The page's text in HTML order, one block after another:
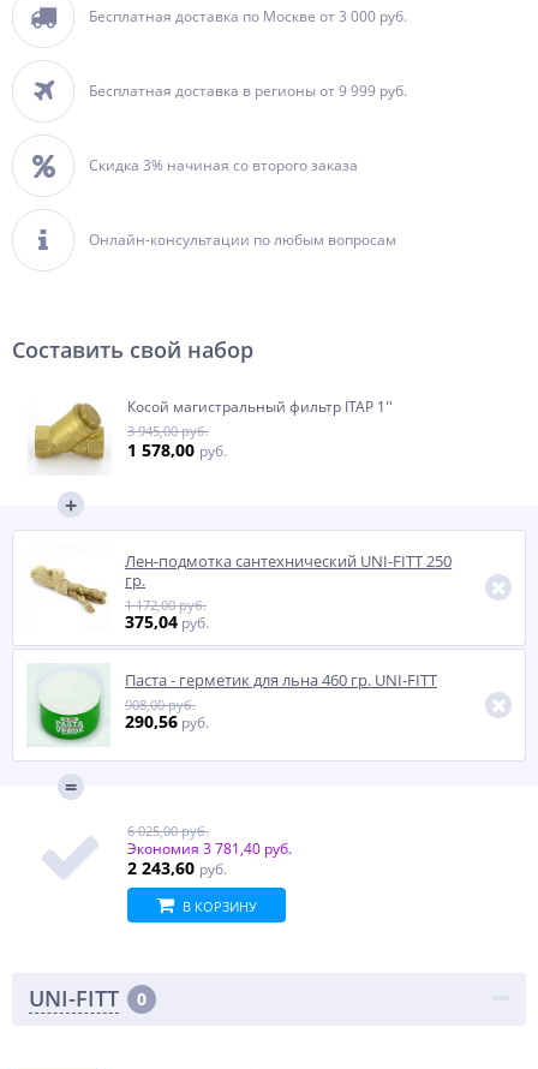
Бесплатная доставка по Москве от 3 000 руб.
Бесплатная доставка в регионы от 9 999 руб.
Скидка 3% начиная со второго заказа
Онлайн-консультации по любым вопросам
Составить свой набор
Косой магистральный фильтр ITAP 1''
3 945,00 руб.
1 578,00 руб.
Лен-подмотка сантехнический UNI-FITT 250
гр.
375,04 руб.
1 172,00 руб.
Паста - герметик для льна 460 гр. UNI-FITT
290,56 руб.
908,00 руб.
6 025,00 руб.
Экономия 3 781,40 руб.
2 243,60 руб.
В КОРЗИНУ
UNI-FITT 0